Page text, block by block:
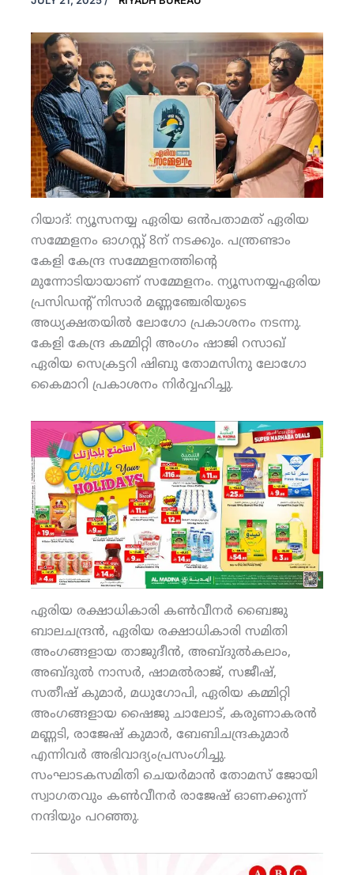
റിയാദ്: ന്യൂസനയ്യ ഏരിയ ഒന്‍പതാമത് ഏരിയ
സമ്മേളനം ഓഗസ്റ്റ് 8ന് നടക്കും. പന്ത്രണ്ടാം
കേളി കേന്ദ്ര സമ്മേളനത്തിന്റെ
മുന്നോടിയായാണ് സമ്മേളനം. ന്യൂസനയ്യഏരിയ
പ്രസിഡന്റ് നിസാര്‍ മണ്ണഞ്ചേരിയുടെ
അധ്യക്ഷതയില്‍ ലോഗോ പ്രകാശനം നടന്നു.
കേളി കേന്ദ്ര കമ്മിറ്റി അംഗം ഷാജി റസാഖ്
ഏരിയ സെക്രട്ടറി ഷിബു തോമസിനു ലോഗോ
കൈമാറി പ്രകാശനം നിര്‍വ്വഹിച്ചു.
ഏരിയ രക്ഷാധികാരി കണ്‍വീനര്‍ ബൈജു
ബാലചന്ദ്രന്‍, ഏരിയ രക്ഷാധികാരി സമിതി
അംഗങ്ങളായ താജുദീന്‍, അബ്ദുല്‍കലാം,
അബ്ദുല്‍ നാസര്‍, ഷാമല്‍രാജ്, സജീഷ്,
സതീഷ് കുമാര്‍, മധുഗോപി, ഏരിയ കമ്മിറ്റി
അംഗങ്ങളായ ഷൈജു ചാലോട്, കരുണാകരന്‍
മണ്ണടി, രാജേഷ് കുമാര്‍, ബേബിചന്ദ്രകുമാര്‍
എന്നിവര്‍ അഭിവാദ്യംപ്രസംഗിച്ചു.
സംഘാടകസമിതി ചെയര്‍മാന്‍ തോമസ് ജോയി
സ്വാഗതവും കണ്‍വീനര്‍ രാജേഷ് ഓണക്കുന്ന്
നന്ദിയും പറഞ്ഞു.